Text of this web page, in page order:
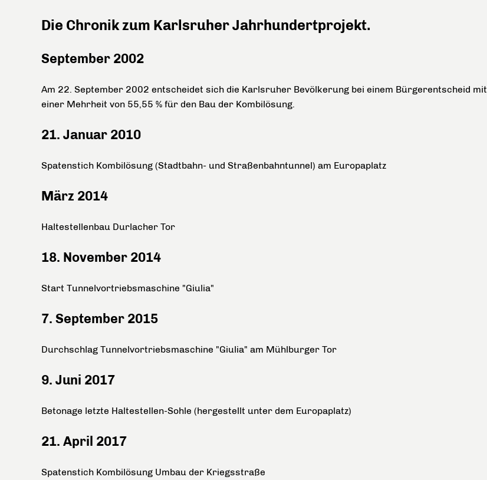
Die Chronik zum Karlsruher Jahrhundertprojekt.
September 2002
Am 22. September 2002 entscheidet sich die Karlsruher Bevölkerung bei einem Bürgerentscheid mit
einer Mehrheit von 55,55 % für den Bau der Kombilösung.
21. Januar 2010
Spatenstich Kombilösung (Stadtbahn- und Straßenbahntunnel) am Europaplatz
März 2014
Haltestellenbau Durlacher Tor
18. November 2014
Start Tunnelvortriebsmaschine "Giulia"
7. September 2015
Durchschlag Tunnelvortriebsmaschine "Giulia" am Mühlburger Tor
9. Juni 2017
Betonage letzte Haltestellen-Sohle (hergestellt unter dem Europaplatz)
21. April 2017
Spatenstich Kombilösung Umbau der Kriegsstraße